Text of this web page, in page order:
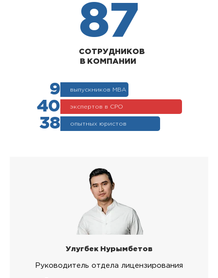
87
СОТРУДНИКОВ
В КОМПАНИИ
9 выпускников МВА
40 экспертов в СРО
38 опытных юристов
Улугбек Нурымбетов
Руководитель отдела лицензирования